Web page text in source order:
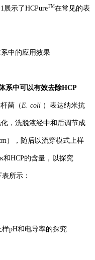
展示了HCPureTM在常见的表
中的应用效果
系中可以有效去除HCP
菌（E. coli ）表达纳米抗
，洗脱液经中和后调节成
） ， 随后以流穿模式上样
κ和HCP的含量， 以探究
所示：
样pH和电导率的探究